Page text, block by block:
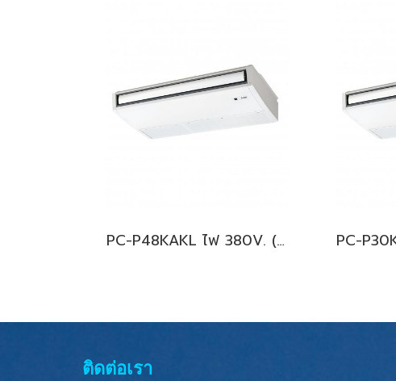
PC-P48KAKL ไฟ 380V. (Mitsubishi Electric Mr.Slim) รุ่นแขวนใต้ฝ้าเพดาน ระบบ Fixspeed น้ำยา R410A พร้อมบริการติดตั้ง
ติดต่อเรา